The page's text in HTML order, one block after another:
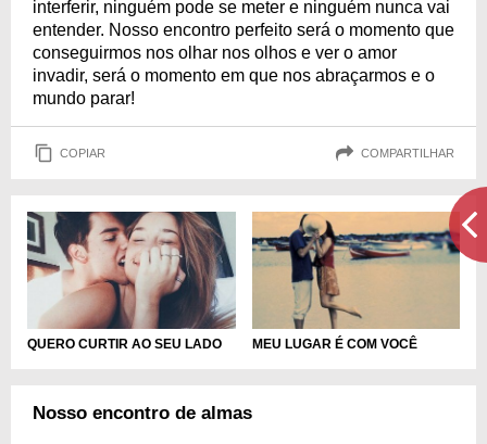
interferir, ninguém pode se meter e ninguém nunca vai
entender. Nosso encontro perfeito será o momento que
conseguirmos nos olhar nos olhos e ver o amor
invadir, será o momento em que nos abraçarmos e o
mundo parar!
COPIAR COMPARTILHAR
QUERO CURTIR AO SEU LADO MEU LUGAR É COM VOCÊ
Nosso encontro de almas